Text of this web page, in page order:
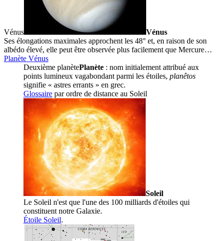
Vénus
Vénus
Ses élongations maximales approchent les 48° et, en raison de son
albédo élevé, elle peut être observée plus facilement que Mercure…
Planète Vénus
Deuxième planètePlanète : nom initialement attribué aux
points lumineux vagabondant parmi les étoiles, planêtos
signifie « astres errants » en grec.
Glossaire par ordre de distance au Soleil
Soleil
Le Soleil n'est que l'une des 100 milliards d'étoiles qui
constituent notre Galaxie.
Étoile Soleil.